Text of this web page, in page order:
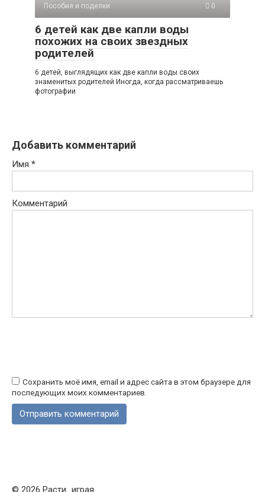
Пособия и поделки 0
6 детей как две капли воды
похожих на своих звездных
родителей
6 детей, выглядящих как две капли воды своих
знаменитых родителей Иногда, когда рассматриваешь
фотографии
Добавить комментарий
Имя *
Комментарий
Сохранить моё имя, email и адрес сайта в этом браузере для
последующих моих комментариев.
© 2026 Расти_играя